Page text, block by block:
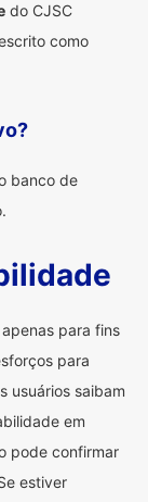
do CJSC
como
banco de
para fins
para
usuários saibam
em
pode confirmar
estiver